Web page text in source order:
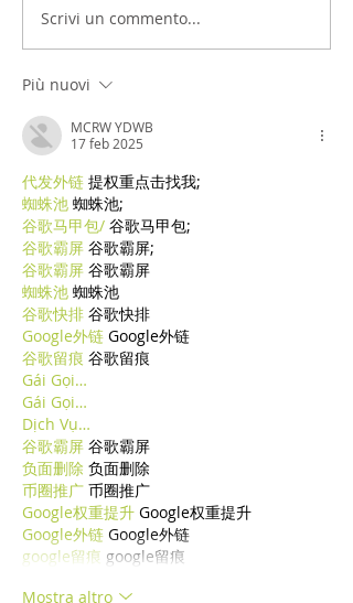
Scrivi un commento...
Più nuovi
MCRW YDWB
17 feb 2025
代发外链 提权重点击找我;
蜘蛛池 蜘蛛池;
谷歌马甲包/ 谷歌马甲包;
谷歌霸屏 谷歌霸屏;
谷歌霸屏 谷歌霸屏
蜘蛛池 蜘蛛池
谷歌快排 谷歌快排
Google外链 Google外链
谷歌留痕 谷歌留痕
Gái Gọi…
Gái Gọi…
Dịch Vụ…
谷歌霸屏 谷歌霸屏
负面删除 负面删除
币圈推广 币圈推广
Google权重提升 Google权重提升
Google外链 Google外链
google留痕 google留痕
Mostra altro